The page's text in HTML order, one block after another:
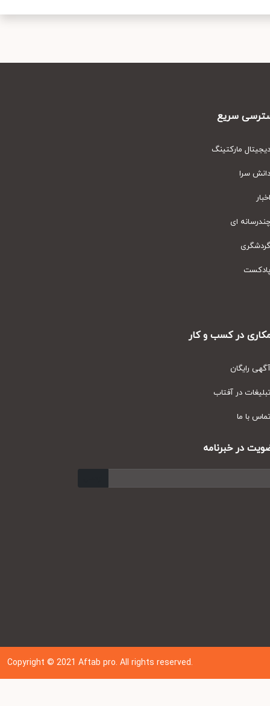
سریع
مارکتینگ
سرا
ای
در کسب و کار
رایگان
در آفتاب
با ما
در خبرنامه
Copyright © 202 1Aftab pro. All rights reserved.